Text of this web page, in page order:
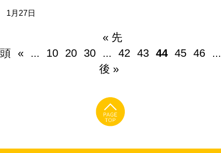
1月27日
« 先
頭 « ... 10 20 30 ... 42 43 44 45 46
...
後 »